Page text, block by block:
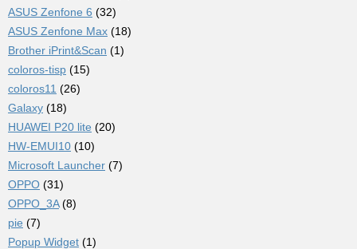
ASUS Zenfone 6 (32)
ASUS Zenfone Max (18)
Brother iPrint&Scan (1)
coloros-tisp (15)
coloros11 (26)
Galaxy (18)
HUAWEI P20 lite (20)
HW-EMUI10 (10)
Microsoft Launcher (7)
OPPO (31)
OPPO_3A(8)
pie (7)
Popup Widget (1)